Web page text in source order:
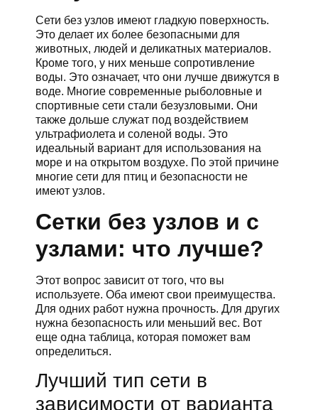
Сети без узлов имеют гладкую поверхность.
Это делает их более безопасными для
животных, людей и деликатных материалов.
Кроме того, у них меньше сопротивление
воды. Это означает, что они лучше движутся в
воде. Многие современные рыболовные и
спортивные сети стали безузловыми. Они
также дольше служат под воздействием
ультрафиолета и соленой воды. Это
идеальный вариант для использования на
море и на открытом воздухе. По этой причине
многие сети для птиц и безопасности не
имеют узлов.
Сетки без узлов и с
узлами: что лучше?
Этот вопрос зависит от того, что вы
используете. Оба имеют свои преимущества.
Для одних работ нужна прочность. Для других
нужна безопасность или меньший вес. Вот
еще одна таблица, которая поможет вам
определиться.
Лучший тип сети в
зависимости от варианта